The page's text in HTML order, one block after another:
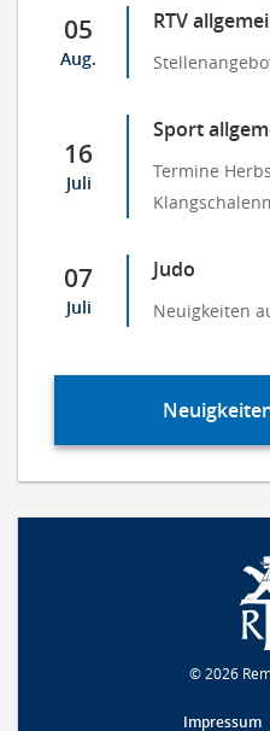
05
Aug.
RTV
16
Juli
Sport
Termine
07
Juli
Judo
Neuigkeiten
© 2026
Impressum